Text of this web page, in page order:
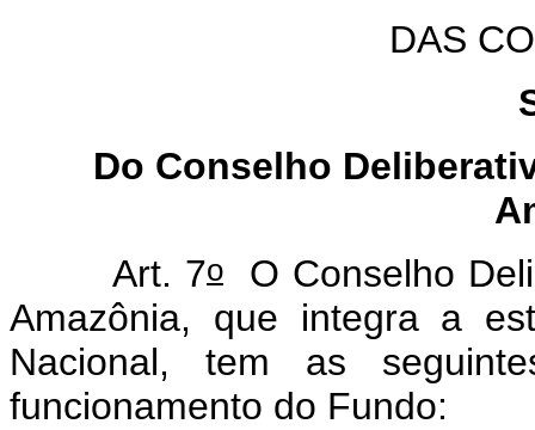
DAS
Do Conselho
Art. 7o
O Conselho
Amazônia, que integra a
Nacional, tem as
funcionamento do Fundo: